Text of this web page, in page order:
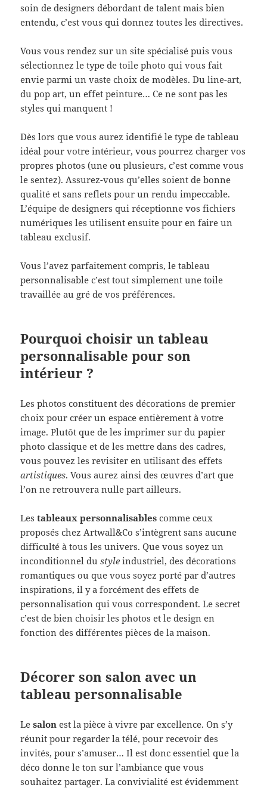
soin de designers débordant de talent mais bien
entendu, c’est vous qui donnez toutes les directives.
Vous vous rendez sur un site spécialisé puis vous
sélectionnez le type de toile photo qui vous fait
envie parmi un vaste choix de modèles. Du line-art,
du pop art, un effet peinture… Ce ne sont pas les
styles qui manquent !
Dès lors que vous aurez identifié le type de tableau
idéal pour votre intérieur, vous pourrez charger vos
propres photos (une ou plusieurs, c’est comme vous
le sentez). Assurez-vous qu’elles soient de bonne
qualité et sans reflets pour un rendu impeccable.
L’équipe de designers qui réceptionne vos fichiers
numériques les utilisent ensuite pour en faire un
tableau exclusif.
Vous l’avez parfaitement compris, le tableau
personnalisable c’est tout simplement une toile
travaillée au gré de vos préférences.
Pourquoi choisir un tableau
personnalisable pour son
intérieur ?
Les photos constituent des décorations de premier
choix pour créer un espace entièrement à votre
image. Plutôt que de les imprimer sur du papier
photo classique et de les mettre dans des cadres,
vous pouvez les revisiter en utilisant des effets
artistiques. Vous aurez ainsi des œuvres d’art que
l’on ne retrouvera nulle part ailleurs.
Lestableaux personnalisables comme ceux
proposés chez Artwall&Co s’intègrent sans aucune
difficulté à tous les univers. Que vous soyez un
inconditionnel dustyleindustriel, des décorations
romantiques ou que vous soyez porté par d’autres
inspirations, il y a forcément des effets de
personnalisation qui vous correspondent. Le secret
c’est de bien choisir les photos et le design en
fonction des différentes pièces de la maison.
Décorer son salon avec un
tableau personnalisable
Lesalon est la pièce à vivre par excellence. On s’y
réunit pour regarder la télé, pour recevoir des
invités, pour s’amuser… Il est donc essentiel que la
déco donne le ton sur l’ambiance que vous
souhaitez partager. La convivialité est évidemment